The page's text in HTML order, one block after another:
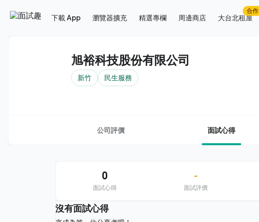
下載 App 瀏覽器擴充 精選專欄 周邊商店 大台北租屋
合作
旭裕科技股份有限公司
新竹 民生服務
公司評價 面試心得
0
面試心得
-
面試評價
沒有面試心得